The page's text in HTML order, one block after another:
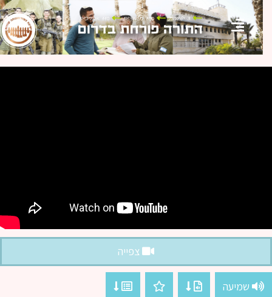
צפייה
שמיעה